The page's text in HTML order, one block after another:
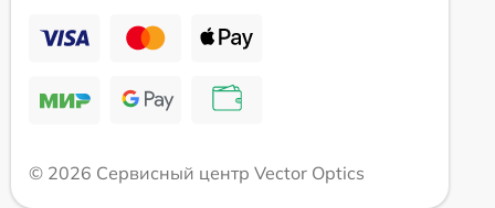
© 2026 Сервисный центр Vector Optics